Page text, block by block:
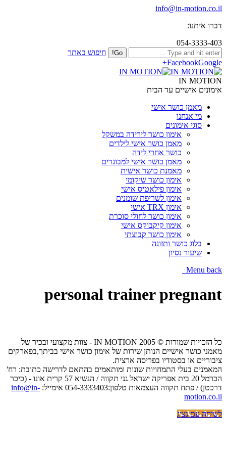
info@in-motion.co.il
דברו איתנו:
054-3333-403
חיפוש באתר
FacebookGoogle+
IN MOTION
אימונים אישיים עד הבית
מאמן כושר אישי
מי אנחנו
סוגי אימונים
אימון כושר לירידה במשקל
מאמן כושר אישי לילדים
כושר אחרי לידה
מאמן כושר אישי למבוגרים
מאמנת כושר אישית
אימון כושר שיקומי
אימון פילאטיס אישי
אימון לשריפת שומנים
אימון TRX אישי
אימון כושר לחולי סוכרת
אימון קיקבוקס אישי
אימון כושר קבוצתי
בלוג כושר ותזונה
שיעור נסיון
Menu back
personal trainer pregnant
כל הזכויות שמורות © IN MOTION 2005 - צוות מקצועי ובכיר של
מאמני כושר אישיים הנותן שירות של אימון כושר אישי בביתך,בפארקים
ציבוריים או בסטודיו בפריסה ארצית.
המאמנים בעלי התמחויות שונות ומותאמים בהתאם לדרישה כתובת: רח'
הכרמל 20 בית אפריקה ישראל גני תקווה / הנשיא 57 קרית אונו - (כיכר
דרכטן) / פתח תקווה העצמאות טלפון:054-3333403 אימייל:
info@in-
motion.co.il
לשיחה עם נציג